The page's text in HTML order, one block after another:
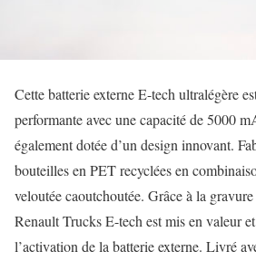
Cette batterie externe E-tech ultralégère
performante avec une capacité de 5000
également dotée d’un design innovant.
bouteilles en PET recyclées en
veloutée caoutchoutée. Grâce à la
Renault Trucks E-tech est mis en valeur
l’activation de la batterie externe. Livré